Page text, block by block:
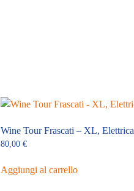
Wine Tour Frascati – XL, Elettrica
80,00 €
Aggiungi al carrello